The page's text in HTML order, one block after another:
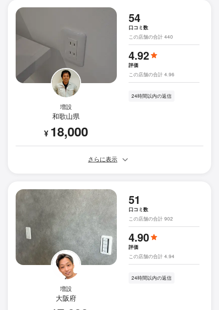
増設
和歌山県
¥ 18,000
54
口コミ数
この店舗の合計 440
4.92
評価
この店舗の合計 4.96
24時間以内の返信
さらに表示
増設
大阪府
51
口コミ数
この店舗の合計 902
4.90
評価
この店舗の合計 4.94
24時間以内の返信